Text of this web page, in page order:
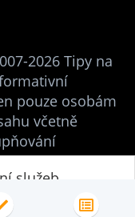
2026 Tipy na
pouze osobám
včetně
autora
dotazů mne
služeb,